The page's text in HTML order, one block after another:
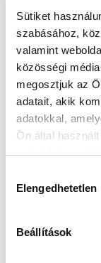
Sütiket
szabásához,
valamint
közösségi
megosztjuk az
adatait, akik
adatokkal,
Ön által
weboldalon való
kiválasztása
Elengedhetetlen
Beállítások
KÉPGALÉRIA: